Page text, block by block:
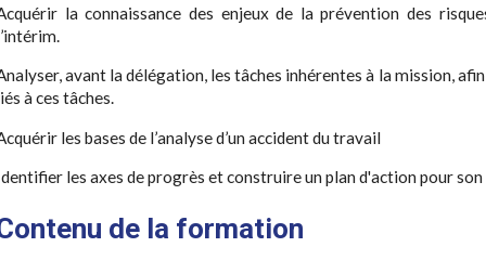
la connaissance des enjeux de la prévention des
avant la délégation, les tâches inhérentes à la mission,
à ces tâches.
les bases de l’analyse d’un accident du travail
les axes de progrès et construire un plan d'action pour son
de la formation